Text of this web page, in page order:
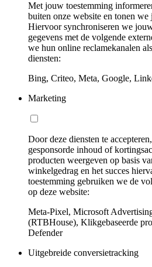
Met jouw toestemming
buiten onze website en tonen we
Hiervoor synchroniseren we
gegevens met de volgende
we hun online reclamekanalen
diensten:
Bing, Criteo, Meta, Google,
Marketing
Door deze diensten te
gesponsorde inhoud of
producten weergeven op basis
winkelgedrag en het succes
toestemming gebruiken we de
op deze website:
Meta-Pixel, Microsoft
(RTBHouse), Klikgebaseerde
Defender
Uitgebreide conversietracking